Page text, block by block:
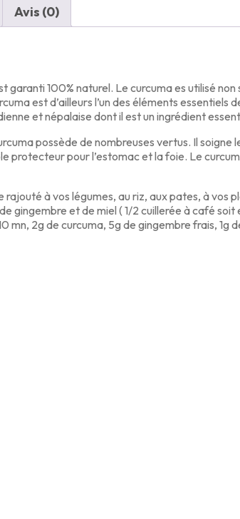
Avis (0)
garanti 100% naturel. Le curcuma es utilisé
est d’ailleurs l’un des éléments essentiels
et népalaise dont il est un ingrédient
possède de nombreuses vertus. Il soigne
protecteur pour l’estomac et la foie. Le
à vos légumes, au riz, aux pates, à vos
gingembre et de miel ( 1/2 cuillerée à café
mn, 2g de curcuma, 5g de gingembre frais, 1g